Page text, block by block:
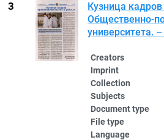
Кузница
Общественно-
университета.
Creators
Imprint
Collection
Subjects
Document type
File type
Language